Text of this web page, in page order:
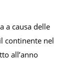
a causa delle
continente nel
all’anno